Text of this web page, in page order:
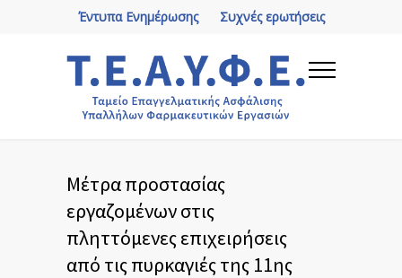
Συχνές ερωτήσεις
Έντυπα Ενημέρωσης
Μέτρα προστασίας
εργαζομένων στις
πληττόμενες επιχειρήσεις
από τις πυρκαγιές της 11ης